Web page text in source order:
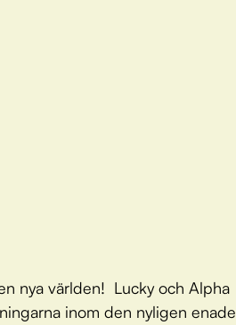
nya världen! Lucky och Alpha
inom den nyligen enade